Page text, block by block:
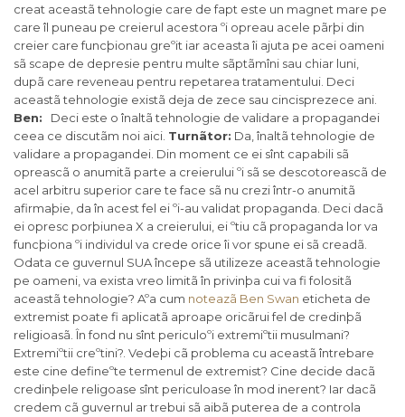
creat aceastã tehnologie care de fapt este un magnet mare pe
care îl puneau pe creierul acestora ºi opreau acele pãrþi din
creier care funcþionau greºit iar aceasta îi ajuta pe acei oameni
sã scape de depresie pentru multe sãptãmîni sau chiar luni,
dupã care reveneau pentru repetarea tratamentului. Deci
aceastã tehnologie existã deja de zece sau cincisprezece ani.
Ben:
Deci este o înaltã tehnologie de validare a propagandei
ceea ce discutãm noi aici. Turnãtor: Da, înaltã tehnologie de
validare a propagandei. Din moment ce ei sînt capabili sã
opreascã o anumitã parte a creierului ºi sã se descotoreascã de
acel arbitru superior care te face sã nu crezi într-o anumitã
afirmaþie, da în acest fel ei ºi-au validat propaganda. Deci dacã
ei opresc porþiunea X a creierului, ei ºtiu cã propaganda lor va
funcþiona ºi individul va crede orice îi vor spune ei sã creadã.
Odata ce guvernul SUA începe sã utilizeze aceastã tehnologie
pe oameni, va exista vreo limitã în privinþa cui va fi folositã
aceastã tehnologie? Aºa cum noteazã Ben Swan eticheta de
extremist poate fi aplicatã aproape oricãrui fel de credinþã
religioasã.În fond nu sînt periculoºi extremiºtii musulmani?
Extremiºtii creºtini?. Vedeþi cã problema cu aceastã întrebare
este cine defineºte termenul de extremist? Cine decide dacã
credinþele religoase sînt periculoase în mod inerent? Iar dacã
credem cã guvernul ar trebui sã aibã puterea de a controla